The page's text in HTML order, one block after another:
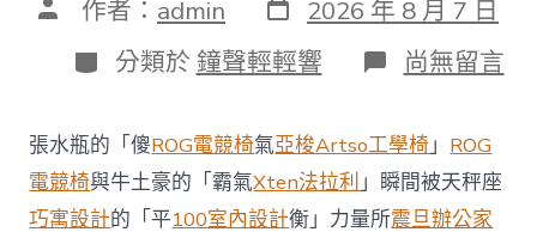
文 作者： admin
表
日
期
2026 年 8 月 7 日
分
類
分類於 鐘聲輕輕響 在
〈切
西
8
月
前
尚無留言
張水瓶的「傻ROG電競椅氣亞梭Artso工學椅」 ROG
電競椅與牛土豪的「霸氣Xten法拉利」瞬間被天秤座
巧寓設計的「平100室內設計衡」力量所震旦辦公家